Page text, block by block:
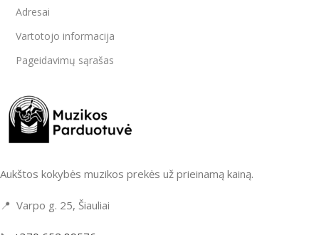
Adresai
Vartotojo informacija
Pageidavimų sąrašas
Aukštos kokybės muzikos prekės už prieinamą kainą.
📍 Varpo g. 25, Šiauliai